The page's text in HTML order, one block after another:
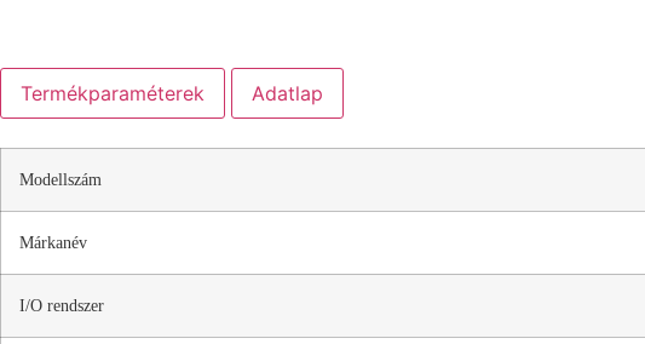
Termékparaméterek Adatlap
Modellszám
Márkanév
I/O rendszer